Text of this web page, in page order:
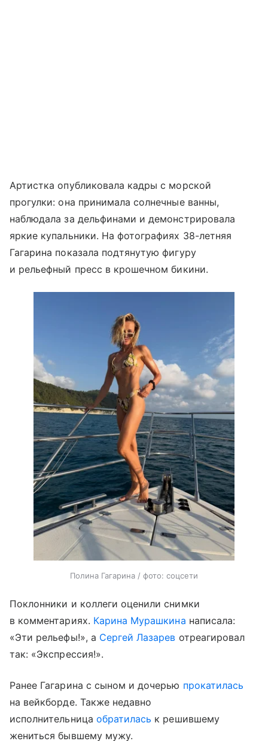
Артистка опубликовала кадры с морской
прогулки: она принимала солнечные ванны,
наблюдала за дельфинами и демонстрировала
яркие купальники. На фотографиях 38-летняя
Гагарина показала подтянутую фигуру
и рельефный пресс в крошечном бикини.
Полина Гагарина / фото: соцсети
Поклонники и коллеги оценили снимки
в комментариях. Карина Мурашкина написала:
«Эти рельефы!», а Сергей Лазарев отреагировал
так: «Экспрессия!».
Ранее Гагарина с сыном и дочерью прокатилась
на вейкборде. Также недавно
исполнительница обратилась к решившему
жениться бывшему мужу.